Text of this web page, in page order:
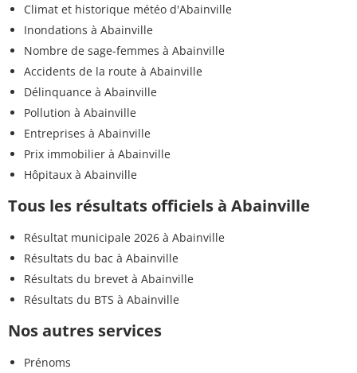
Climat et historique météo d'Abainville
Inondations à Abainville
Nombre de sage-femmes à Abainville
Accidents de la route à Abainville
Délinquance à Abainville
Pollution à Abainville
Entreprises à Abainville
Prix immobilier à Abainville
Hôpitaux à Abainville
Tous les résultats officiels à Abainville
Résultat municipale 2026 à Abainville
Résultats du bac à Abainville
Résultats du brevet à Abainville
Résultats du BTS à Abainville
Nos autres services
Prénoms